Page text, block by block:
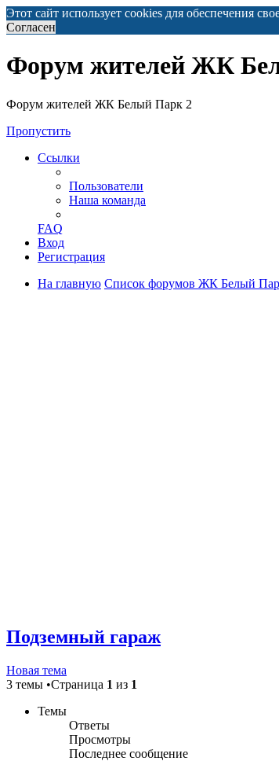
Этот сайт использует cookies для обеспечения
Согласен
Форум жителей ЖК
Форум жителей ЖК Белый Парк 2
Пропустить
Ссылки
Пользователи
Наша команда
FAQ
Вход
Регистрация
На главную Список форумов ЖК Белый
Подземный гараж
Новая тема
3 темы •Страница 1 из 1
Темы
Ответы
Просмотры
Последнее сообщение